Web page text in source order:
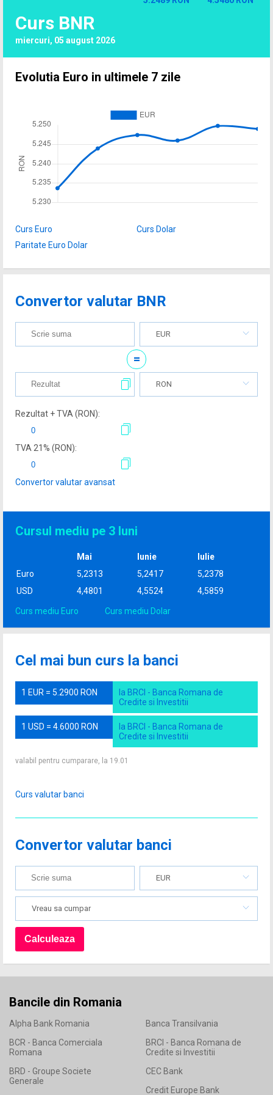
Curs BNR
miercuri, 05 august 2026
Evolutia Euro in ultimele 7 zile
Curs Euro
Curs Dolar
Paritate Euro Dolar
Convertor valutar BNR
EUR
=
RON
Rezultat + TVA (RON):
TVA 21% (RON):
Convertor valutar avansat
Cursul mediu pe 3 luni
Mai Iunie
Iulie
Euro
5,2313 5,2417
5,2378
USD
4,4801 4,5524 4,5859
Curs mediu Euro Curs mediu Dolar
Cel mai bun curs la banci
1 EUR = 5.2900 RON
la BRCI - Banca Romana de
Credite si Investitii
1 USD = 4.6000 RON
la BRCI - Banca Romana de
Credite si Investitii
valabil pentru cumparare, la 19.01
Curs valutar banci
Convertor valutar banci
EUR
Vreau sa cumpar
Bancile din Romania
Alpha Bank Romania
Banca Transilvania
BCR - Banca Comerciala
Romana
BRCI - Banca Romana de
Credite si Investitii
BRD - Groupe Societe
Generale
CEC Bank
Credit Europe Bank